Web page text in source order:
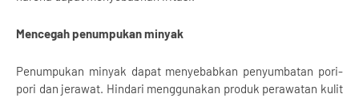
Mencegah penumpukan minyak
Penumpukan minyak dapat menyebabkan penyumbatan pori-
pori dan jerawat. Hindari menggunakan produk perawatan kulit